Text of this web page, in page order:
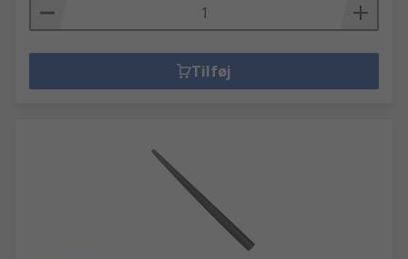
Tilføj